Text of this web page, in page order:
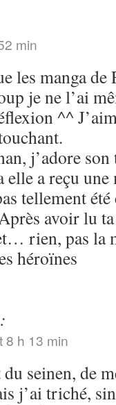
min
les manga
je ne l’ai
^^
j’adore
a reçu
tellement
avoir lu
rien, pas la
héroïnes
8 h 13 min
du seinen, de
j’ai triché,